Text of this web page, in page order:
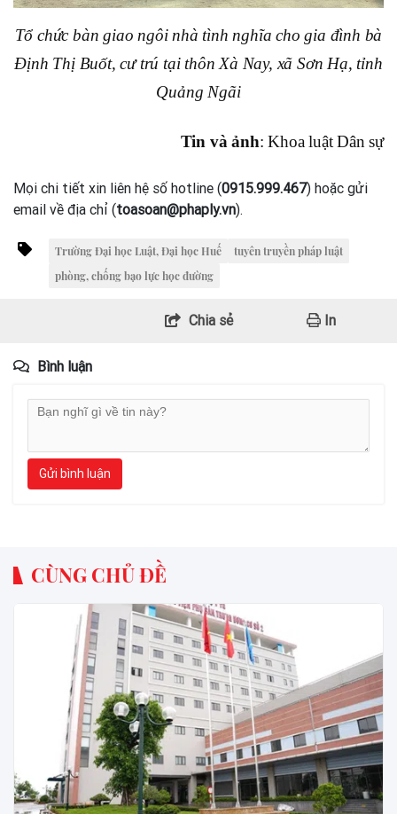
Tổ chức bàn giao ngôi nhà tình nghĩa cho gia đình bà
Định Thị Buốt, cư trú tại thôn Xà Nay, xã Sơn Hạ, tỉnh
Quảng Ngãi
Tin và ảnh: Khoa luật Dân sự
Mọi chi tiết xin liên hệ số hotline (0915.999.467) hoặc gửi
email về địa chỉ (toasoan@phaply.vn).
Trường Đại học Luật, Đại học Huế
tuyên truyền pháp luật
phòng, chống bạo lực học đường
Chia sẻ In
Bình luận
Gửi bình luận
CÙNG CHỦ ĐỀ